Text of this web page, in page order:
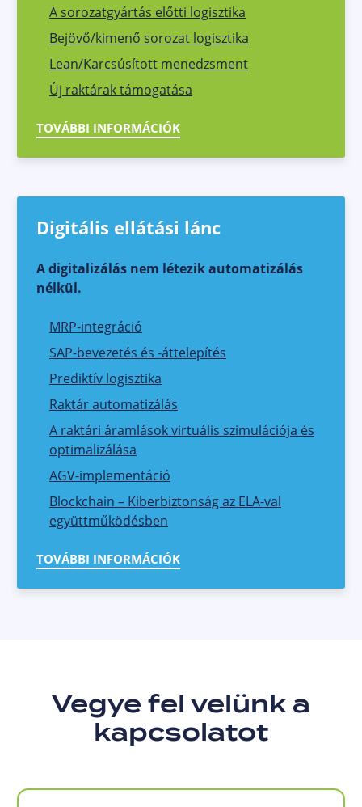
A sorozatgyártás előtti logisztika
Bejövő/kimenő sorozat logisztika
Lean/Karcsúsított menedzsment
Új raktárak támogatása
TOVÁBBI INFORMÁCIÓK
Digitális ellátási lánc
A digitalizálás nem létezik automatizálás
nélkül.
MRP-integráció
SAP-bevezetés és -áttelepítés
Prediktív logisztika
Raktár automatizálás
A raktári áramlások virtuális szimulációja és
optimalizálása
AGV-implementáció
Blockchain – Kiberbiztonság az ELA-val
együttműködésben
TOVÁBBI INFORMÁCIÓK
Vegye fel velünk a
kapcsolatot